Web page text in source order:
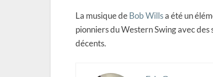
La musique deBob Willsa été un
pionniers du Western Swing avec
décents.